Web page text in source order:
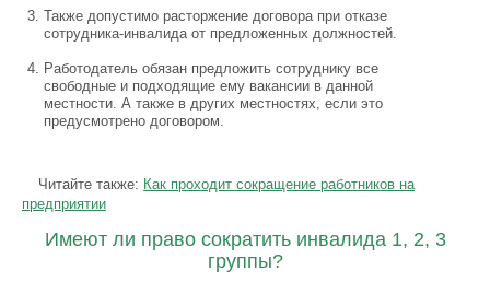
Также допустимо расторжение договора при отказе
сотрудника-инвалида от предложенных должностей.
Работодатель обязан предложить сотруднику все
свободные и подходящие ему вакансии в данной
местности. А также в других местностях, если это
предусмотрено договором.
Читайте также: Как проходит сокращение работников на
предприятии
Имеют ли право сократить инвалида 1, 2, 3
группы?